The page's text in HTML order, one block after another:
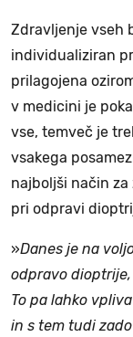
Zdravljenje vseh
individualiziran
prilagojena
v medicini je
vse, temveč je
vsakega
najboljši način
pri odpravi
»Danes je na
odpravo
To pa lahko
in s tem tudi